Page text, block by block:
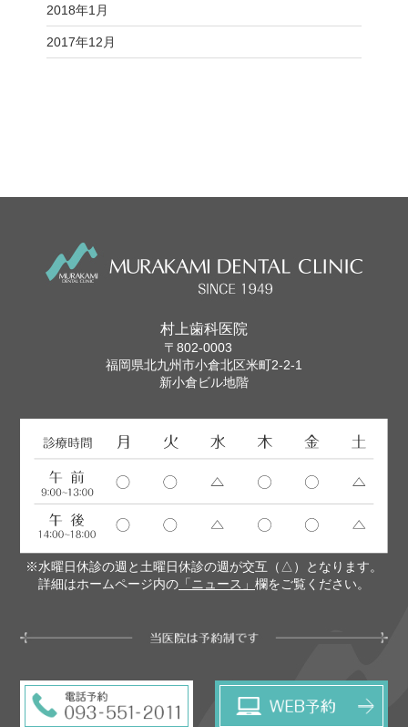
2018年1月
2017年12月
村上歯科医院
〒802-0003
福岡県北九州市小倉北区米町2-2-1
新小倉ビル地階
※水曜日休診の週と土曜日休診の週が交互（△）となります。
詳細はホームページ内の 「ニュース」 欄をご覧ください。